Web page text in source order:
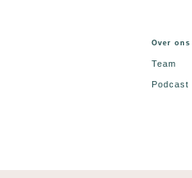
Over ons
Team
Podcast